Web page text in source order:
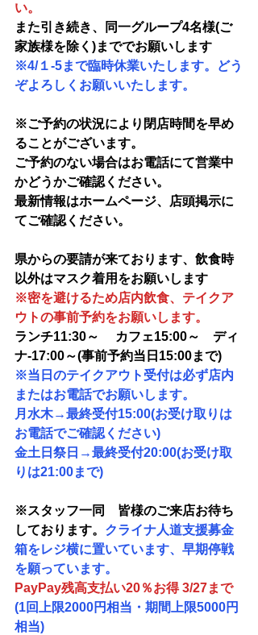
い。
また引き続き、同一グループ4名様(ご
家族様を除く)まででお願いします
※4/１-5まで臨時休業いたします。どう
ぞよろしくお願いいたします。
※ご予約の状況により閉店時間を早め
ることがございます。
ご予約のない場合はお電話にて営業中
かどうかご確認ください。
最新情報はホームページ、店頭掲示に
てご確認ください。
県からの要請が来ております、飲食時
以外はマスク着用をお願いします
※密を避けるため店内飲食、テイクア
ウトの事前予約をお願いします。
ランチ11:30～ 　カフェ15:00～　ディ
ナ-17:00～(事前予約当日15:00まで)
※当日のテイクアウト受付は必ず店内
またはお電話でお願いします。
月水木→最終受付15:00(お受け取りは
お電話でご確認ください)
金土日祭日→最終受付20:00(お受け取
りは21:00まで)
※スタッフ一同　皆様のご来店お待ち
しております。 クライナ人道支援募金
箱をレジ横に置いています、早期停戦
を願っています。
PayPay残高支払い20％お得 3/27まで
(1回上限2000円相当・期間上限5000円
相当)